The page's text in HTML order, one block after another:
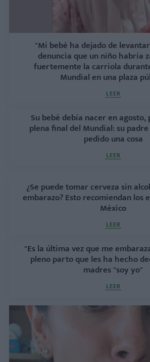
"Mi bebé ha dejado de
denuncia que un niño habría
fuertemente la carriola
Mundial en una plaza
LEER
Su bebé debía nacer en agosto,
plena final del Mundial: su
pedido una cosa
LEER
¿Se puede tomar cerveza sin
embarazo? Esto recomiendan los
México
LEER
"Es la última vez que me
pleno parto que les ha hecho
madres "soy yo"
LEER